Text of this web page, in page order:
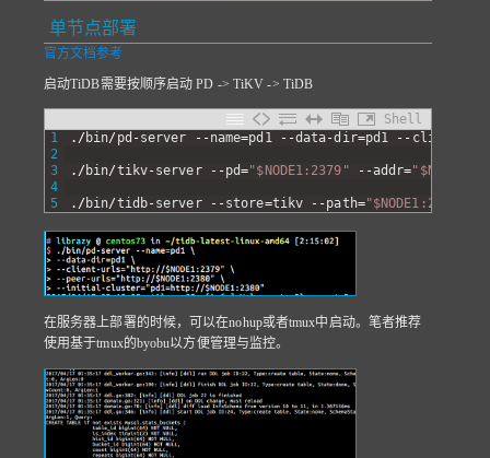
单节点部署
官方文档参考
启动TiDB需要按顺序启动 PD -> TiKV -> TiDB
Shell
1
2
3
4
5
. / bin/ pd -server --name=pd1 --data-dir=pd1 -- client
. / bin/tikv-server --pd="$NODE1:2379" --addr=
. / bin/tidb-server --store=tikv --path="$NODE1:2379"
在服务器上部署的时候，可以在nohup或者tmux中启动。笔者推荐
使用基于tmux的byobu以方便管理与监控。